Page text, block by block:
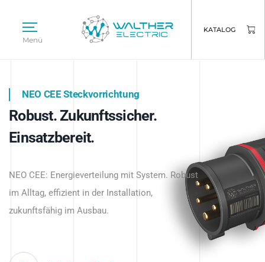
Menü
KATALOG
Intelligente Stromverteilung
beginnt hier.
NEO CEE Steckvorrichtung
Robust. Zukunftssicher.
Einsatzbereit.
NEO CEE: Energieverteilung mit System. Robust
im Alltag, effizient in der Installation,
zukunftsfähig im Ausbau.
Intelligenz trifft Energie.
Anwendungen – robust, IP-geschützt und
zukunftsfähig.